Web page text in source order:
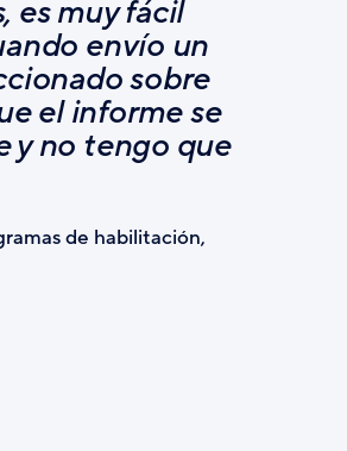
es muy fácil
envío un
sobre
el informe se
y no tengo que
de habilitación,